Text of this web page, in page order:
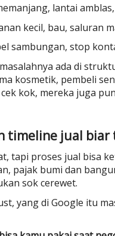
lantai
kecil, bau, saluran
sambungan, stop
ada di
kosmetik, pembeli
kok, mereka juga
timeline jual
tapi proses jual bisa
pajak bumi dan
sok cerewet.
yang di Google itu